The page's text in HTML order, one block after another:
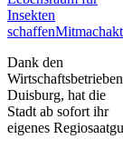
Insekten
schaffen
Dank den
Wirtschaftsbetrieben
Duisburg, hat die
Stadt ab sofort ihr
eigenes